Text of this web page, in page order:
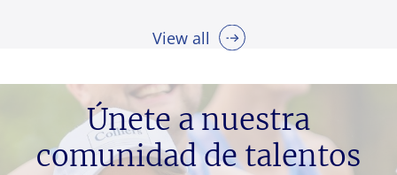
View all
Únete a nuestra
comunidad de talentos